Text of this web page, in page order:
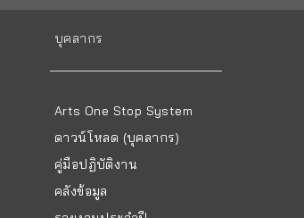
บุคลากร
Arts One Stop System
ดาวน์โหลด (บุคลากร)
คู่มือปฏิบัติงาน
คลังข้อมูล